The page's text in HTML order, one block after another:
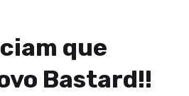
que
Bastard!!